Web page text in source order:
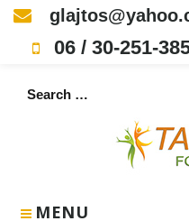
Skip
content
06 / 30-251-
MENU
Search